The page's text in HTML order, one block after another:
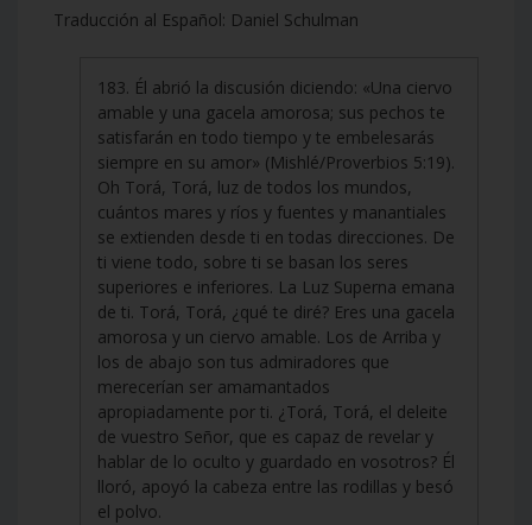
Traducción al Español: Daniel Schulman
183. Él abrió la discusión diciendo: «Una ciervo
amable y una gacela amorosa; sus pechos te
satisfarán en todo tiempo y te embelesarás
siempre en su amor» (Mishlé/Proverbios 5:19).
Oh Torá, Torá, luz de todos los mundos,
cuántos mares y ríos y fuentes y manantiales
se extienden desde ti en todas direcciones. De
ti viene todo, sobre ti se basan los seres
superiores e inferiores. La Luz Superna emana
de ti. Torá, Torá, ¿qué te diré? Eres una gacela
amorosa y un ciervo amable. Los de Arriba y
los de abajo son tus admiradores que
merecerían ser amamantados
apropiadamente por ti. ¿Torá, Torá, el deleite
de vuestro Señor, que es capaz de revelar y
hablar de lo oculto y guardado en vosotros? Él
lloró, apoyó la cabeza entre las rodillas y besó
el polvo.